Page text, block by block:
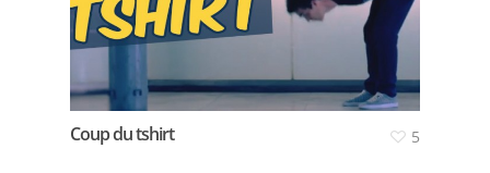
Coup du tshirt 5